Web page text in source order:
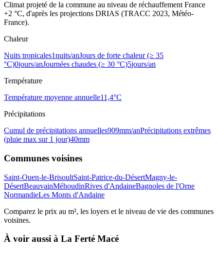
Climat projeté de la commune au niveau de réchauffement France
+2 °C, d'après les projections DRIAS (TRACC 2023, Météo-
France).
Chaleur
Nuits tropicales1nuits/anJours de forte chaleur (≥ 35
°C)0jours/anJournées chaudes (≥ 30 °C)5jours/an
Température
Température moyenne annuelle11,4°C
Précipitations
Cumul de précipitations annuelles909mm/anPrécipitations extrêmes
(pluie max sur 1 jour)40mm
Communes voisines
Saint-Ouen-le-BrisoultSaint-Patrice-du-DésertMagny-le-
DésertBeauvainMéhoudinRives d'AndaineBagnoles de l'Orne
NormandieLes Monts d'Andaine
Comparez le prix au m², les loyers et le niveau de vie des communes
voisines.
À voir aussi à La Ferté Macé